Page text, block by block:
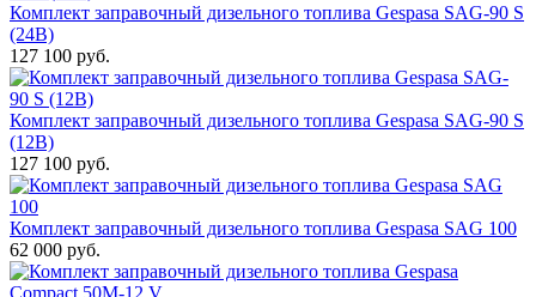
Комплект заправочный дизельного топлива Gespasa SAG-90 S
(24В)
127 100 руб.
Комплект заправочный дизельного топлива Gespasa SAG-90 S
(12В)
127 100 руб.
Комплект заправочный дизельного топлива Gespasa SAG 100
62 000 руб.